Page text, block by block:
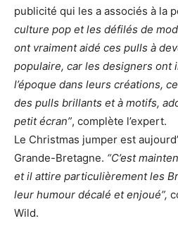
publicité qui les a associés à la
culture pop et les défilés de
ont vraiment aidé ces pulls à
populaire, car les designers ont
l’époque dans leurs créations,
des pulls brillants et à motifs,
petit écran”, complète l’expert.
Le Christmas jumper est
Grande-Bretagne. “C’est
et il attire particulièrement les
leur humour décalé et enjoué”,
Wild.